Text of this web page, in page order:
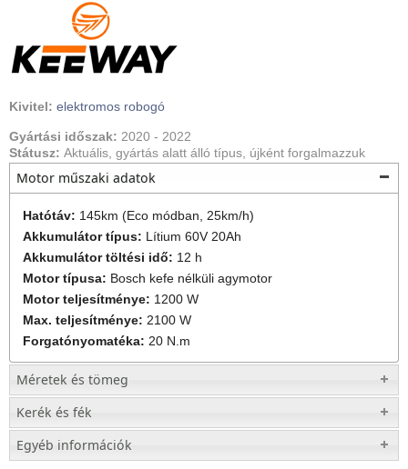
Kivitel: elektromos robogó
Gyártási időszak: 2020 - 2022
Státusz: Aktuális, gyártás alatt álló típus, újként forgalmazzuk
Motor műszaki adatok
Hatótáv: 145km (Eco módban, 25km/h)
Akkumulátor típus: Lítium 60V 20Ah
Akkumulátor töltési idő: 12 h
Motor típusa: Bosch kefe nélküli agymotor
Motor teljesítménye: 1200 W
Max. teljesítménye: 2100 W
Forgatónyomatéka: 20 N.m
Méretek és tömeg
Kerék és fék
Egyéb információk